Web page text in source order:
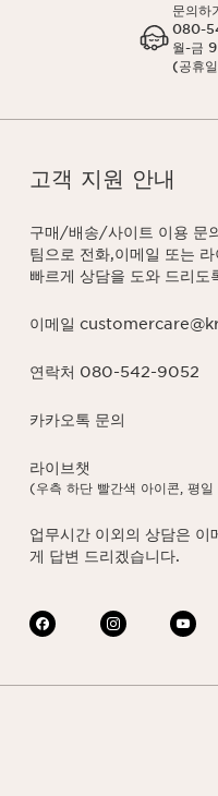
문의하
080-
월-금
(공휴
고객 지원 안내
구매/배송/사이트 이용 문
팀으로 전화,이메일 또는
빠르게 상담을 도와 드리도
이메일
연락처 080-542-9052
카카오톡 문의
라이브챗
(우측 하단 빨간색 아이콘, 평
업무시간 이외의 상담은 이
게 답변 드리겠습니다.